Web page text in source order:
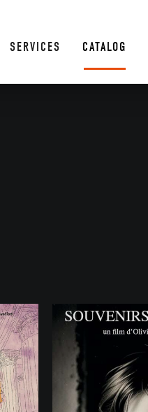
SERVICES CATALOG